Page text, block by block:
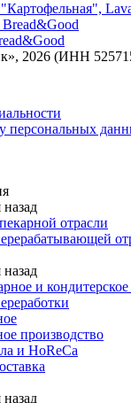
2026 (ИНН
персональных
назад
отрасли
назад
и
производство
и HoReCa
назад